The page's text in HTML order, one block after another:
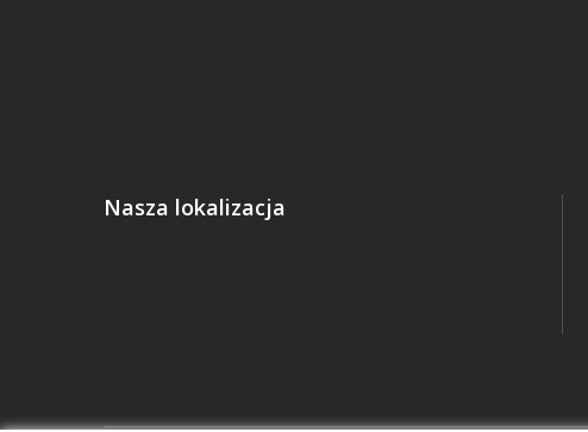
Nasza lokalizacja